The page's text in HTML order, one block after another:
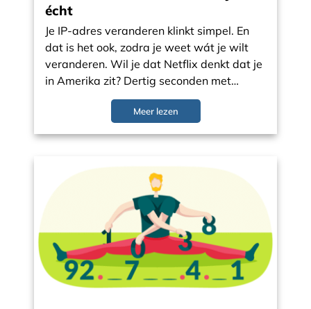
écht
Je IP-adres veranderen klinkt simpel. En
dat is het ook, zodra je weet wát je wilt
veranderen. Wil je dat Netflix denkt dat je
in Amerika zit? Dertig seconden met…
Meer lezen